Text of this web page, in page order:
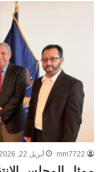
mm7722 أبريل 22, 2026